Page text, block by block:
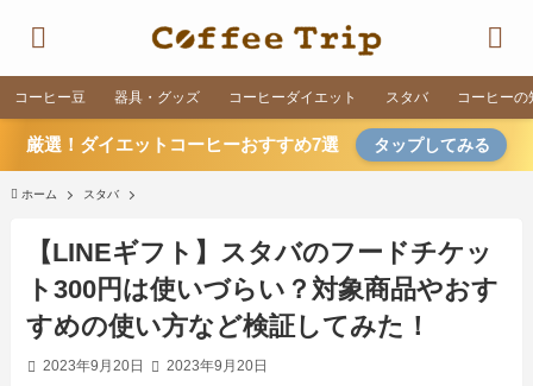
コーヒー豆 器具・グッズ コーヒーダイエット スタバ コーヒーの
厳選！ダイエットコーヒーおすすめ7選 タップしてみる
ホーム スタバ
【LINEギフト】スタバのフードチケッ
ト300円は使いづらい？対象商品やおす
すめの使い方など検証してみた！
2023年9月20日 2023年9月20日